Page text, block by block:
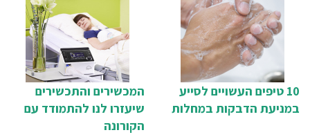
המכשירים והתכשירים
שיעזרו לנו להתמודד עם
הקורונה
10 טיפים העשויים לסייע
במניעת הדבקות במחלות